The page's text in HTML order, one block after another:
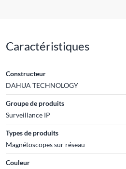
Caractéristiques
Constructeur
DAHUA TECHNOLOGY
Groupe de produits
Surveillance IP
Types de produits
Magnétoscopes sur réseau
Couleur